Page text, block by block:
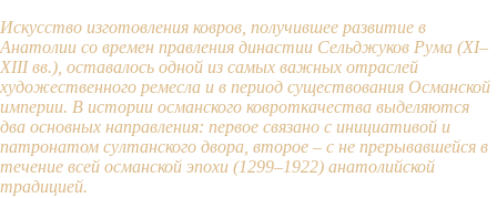
Искусство изготовления ковров, получившее развитие в
Анатолии со времен правления династии Сельджуков Рума (XI–
XIII вв.), оставалось одной из самых важных отраслей
художественного ремесла и в период существования Османской
империи. В истории османского ковроткачества выделяются
два основных направления: первое связано с инициативой и
патронатом султанского двора, второе – с не прерывавшейся в
течение всей османской эпохи (1299–1922) анатолийской
традицией.